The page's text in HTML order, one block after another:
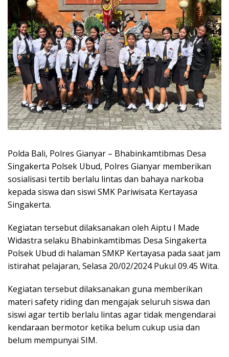
Polda Bali, Polres Gianyar – Bhabinkamtibmas Desa
Singakerta Polsek Ubud, Polres Gianyar memberikan
sosialisasi tertib berlalu lintas dan bahaya narkoba
kepada siswa dan siswi SMK Pariwisata Kertayasa
Singakerta.
Kegiatan tersebut dilaksanakan oleh Aiptu I Made
Widastra selaku Bhabinkamtibmas Desa Singakerta
Polsek Ubud di halaman SMKP Kertayasa pada saat jam
istirahat pelajaran, Selasa 20/02/2024 Pukul 09.45 Wita.
Kegiatan tersebut dilaksanakan guna memberikan
materi safety riding dan mengajak seluruh siswa dan
siswi agar tertib berlalu lintas agar tidak mengendarai
kendaraan bermotor ketika belum cukup usia dan
belum mempunyai SIM.